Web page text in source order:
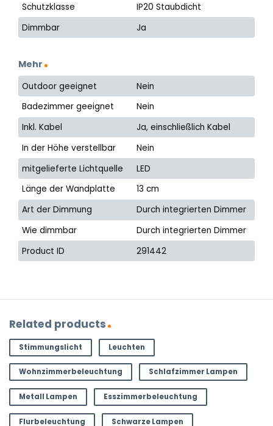
Schutzklasse
IP20 Staubdicht
Dimmbar
Ja
Mehr
Outdoor geeignet
Nein
Badezimmer geeignet
Nein
Inkl. Kabel
Ja, einschließlich Kabel
In der Höhe verstellbar
Nein
mitgelieferte Lichtquelle
LED
Länge der Wandplatte
13 cm
Art der Dimmung
Durch integrierten Dimmer
Wie dimmbar
Durch integrierten Dimmer
Product ID
291442
Related products
Stimmungslicht Leuchten
Wohnzimmerbeleuchtung Schlafzimmer Lampen
Metall Lampen Esszimmerbeleuchtung
Flurbeleuchtung Schwarze Lampen